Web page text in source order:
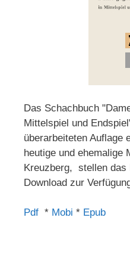
Das Schachbuch
Mittelspiel und
überarbeiteten Auflage
heutige und ehemalige
Kreuzberg, stellen das
Download zur
Pdf * Mobi * Epub